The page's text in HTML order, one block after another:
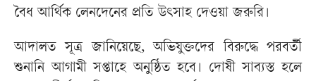
বৈধ আর্থিক লেনদেনের প্রতি উৎসাহ দেওয়া জরুরি।
আদালত সূত্র জানিয়েছে, অভিযুক্তদের বিরুদ্ধে পরবর্তী
শুনানি আগামী সপ্তাহে অনুষ্ঠিত হবে। দোষী সাব্যস্ত হলে